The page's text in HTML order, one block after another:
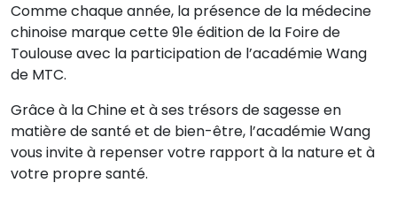
Comme chaque année, la présence de la médecine
chinoise marque cette 91e édition de la Foire de
Toulouse avec la participation de l’académie Wang
de MTC.
Grâce à la Chine et à ses trésors de sagesse en
matière de santé et de bien-être, l’académie Wang
vous invite à repenser votre rapport à la nature et à
votre propre santé.